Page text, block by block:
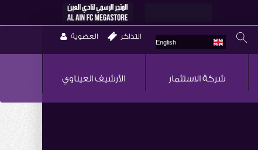
English
التذاكر العضوية
الأرشيف العيناوي شركة الاستثمار